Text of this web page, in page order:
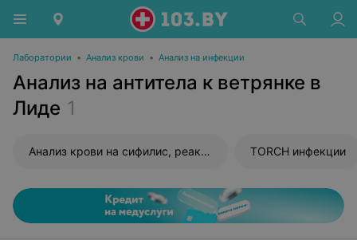
Лаборатории • Анализ крови • Анализ на инфекции
Анализ на антитела к ветрянке в
Лиде 1
Анализ крови на сифилис, реакция Вассермана (RW) TORCH инфекции